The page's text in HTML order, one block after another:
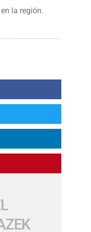
la región.